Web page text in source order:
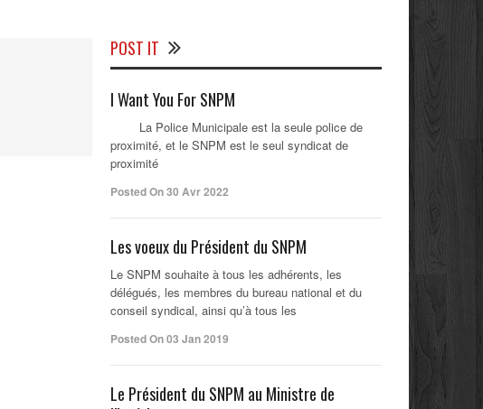
POST IT
I Want You For SNPM
La Police Municipale est la seule police de
proximité, et le SNPM est le seul syndicat de
proximité
Posted On 30 Avr 2022
Les voeux du Président du SNPM
Le SNPM souhaite à tous les adhérents, les
délégués, les membres du bureau national et du
conseil syndical, ainsi qu’à tous les
Posted On 03 Jan 2019
Le Président du SNPM au Ministre de